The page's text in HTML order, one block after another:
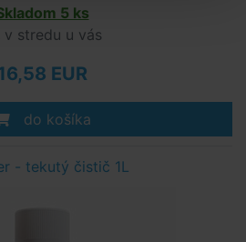
5 ks
v stredu u vás
EUR
do košíka
- tekutý čistič 1L